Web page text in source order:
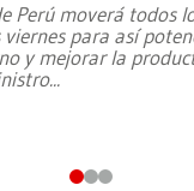
Perú moverá todos
viernes para así
y mejorar la
...